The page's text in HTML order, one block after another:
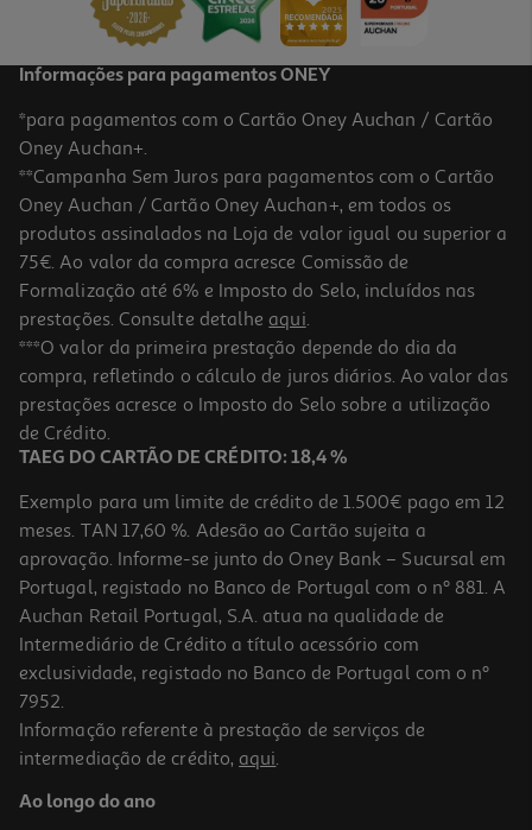
Informações para pagamentos ONEY
*para pagamentos com o Cartão Oney Auchan / Cartão
Oney Auchan+.
**Campanha Sem Juros para pagamentos com o Cartão
Oney Auchan / Cartão Oney Auchan+, em todos os
produtos assinalados na Loja de valor igual ou superior a
75€. Ao valor da compra acresce Comissão de
Formalização até 6% e Imposto do Selo, incluídos nas
prestações. Consulte detalhe aqui.
***O valor da primeira prestação depende do dia da
compra, refletindo o cálculo de juros diários. Ao valor das
prestações acresce o Imposto do Selo sobre a utilização
de Crédito.
TAEG DO CARTÃO DE CRÉDITO: 18,4 %
Exemplo para um limite de crédito de 1.500€ pago em 12
meses. TAN 17,60 %. Adesão ao Cartão sujeita a
aprovação. Informe-se junto do Oney Bank – Sucursal em
Portugal, registado no Banco de Portugal com o nº 881. A
Auchan Retail Portugal, S.A. atua na qualidade de
Intermediário de Crédito a título acessório com
exclusividade, registado no Banco de Portugal com o nº
7952.
Informação referente à prestação de serviços de
intermediação de crédito, aqui.
Ao longo do ano